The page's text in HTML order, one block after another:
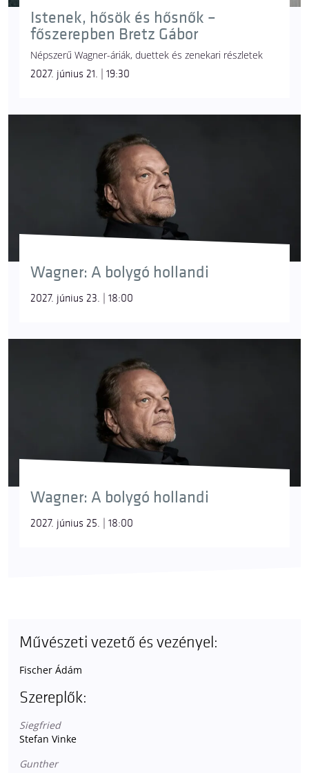
Istenek, hősök és hősnők –
főszerepben Bretz Gábor
Népszerű Wagner-áriák, duettek és zenekari részletek
2027. június 21. | 19:30
Wagner: A bolygó hollandi
2027. június 23. | 18:00
Wagner: A bolygó hollandi
2027. június 25. | 18:00
Művészeti vezető és vezényel:
Fischer Ádám
Szereplők:
Siegfried
Stefan Vinke
Gunther